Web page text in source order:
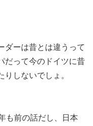
ダーは昔とは違うって
だって今のドイツに昔
しないでしょ。
も前の話だし、日本